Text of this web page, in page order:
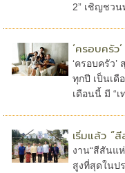
2” เชิญชวน
‘ครอบครัว
‘ครอบครัว’
ทุกปี เป็นเ
เดือนนี้ มี “เ
เริ่มแล้ว “
งาน“สีสันแ
สูงที่สุดในป